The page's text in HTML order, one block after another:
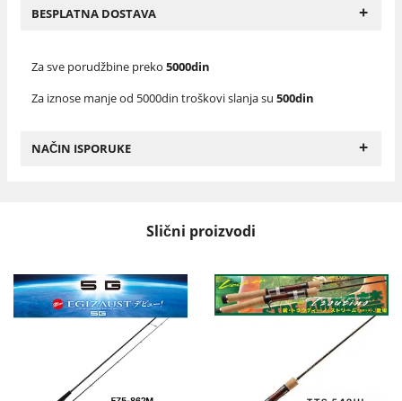
BESPLATNA DOSTAVA +
Za sve porudžbine preko 5000din
Za iznose manje od 5000din troškovi slanja su 500din
NAČIN ISPORUKE +
Slični proizvodi